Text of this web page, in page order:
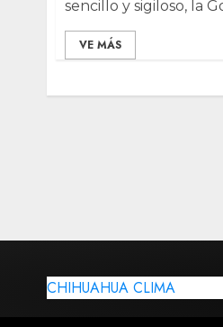
sencillo y sigiloso, la
VE MÁS
CHIHUAHUA CLIMA